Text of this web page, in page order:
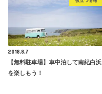
2018.8.7
【無料駐車場】車中泊して南紀白浜
を楽しもう！